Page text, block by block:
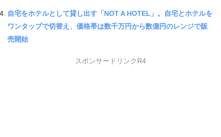
自宅をホテルとして貸し出す「NOT A HOTEL」。自宅とホテルを
ワンタップで切替え、価格帯は数千万円から数億円のレンジで販
売開始
スポンサードリンクR4